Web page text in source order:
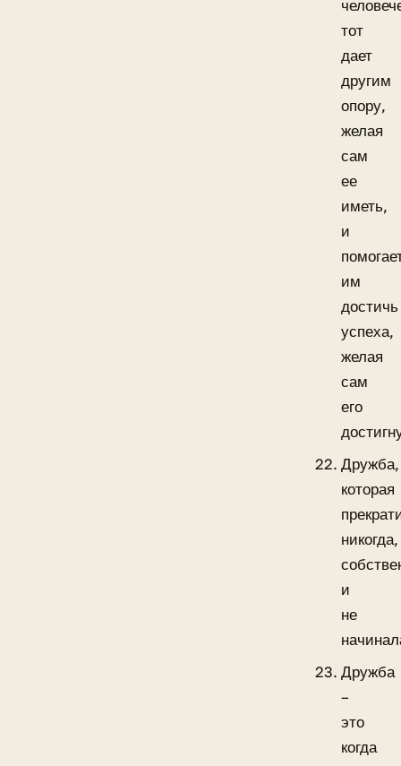
тот
дает
другим
опору,
желая
сам
ее
иметь,
и
им
достичь
успеха,
желая
сам
его
Дружба,
которая
никогда,
и
не
Дружба
–
это
когда